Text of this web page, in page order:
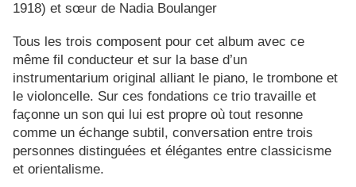
1918) et sœur de Nadia Boulanger
Tous les trois composent pour cet album avec ce
même fil conducteur et sur la base d’un
instrumentarium original alliant le piano, le trombone et
le violoncelle. Sur ces fondations ce trio travaille et
façonne un son qui lui est propre où tout resonne
comme un échange subtil, conversation entre trois
personnes distinguées et élégantes entre classicisme
et orientalisme.